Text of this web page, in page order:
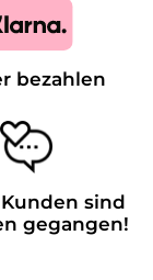
bezahlen
Kunden sind
gegangen!